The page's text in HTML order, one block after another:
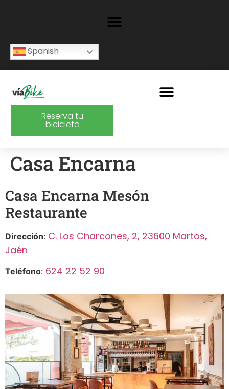
Spanish
Reserva tu
bicicleta
Casa Encarna
Casa Encarna Mesón
Restaurante
Dirección: C. Los Charcones, 2, 23600 Martos,
Jaén
Teléfono: 624 22 52 90